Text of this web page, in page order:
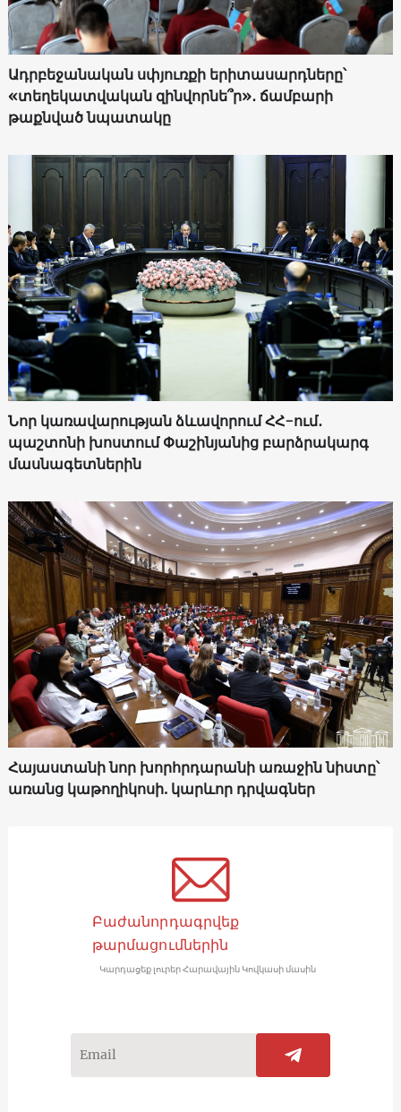
Ադրբեջանական սփյուռքի երիտասարդները՝
«տեղեկատվական զինվորնե՞ր»․ ճամբարի
թաքնված նպատակը
Նոր կառավարության ձևավորում ՀՀ-ում․
պաշտոնի խոստում Փաշինյանից բարձրակարգ
մասնագետներին
Հայաստանի նոր խորհրդարանի առաջին նիստը՝
առանց կաթողիկոսի. կարևոր դրվագներ
Բաժանորդագրվեք
թարմացումներին
Կարդացեք լուրեր Հարավային Կովկասի մասին